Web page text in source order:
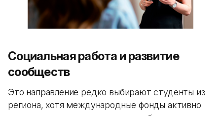
Социальная работа и развитие
сообществ
Это направление редко выбирают студенты из
региона, хотя международные фонды активно